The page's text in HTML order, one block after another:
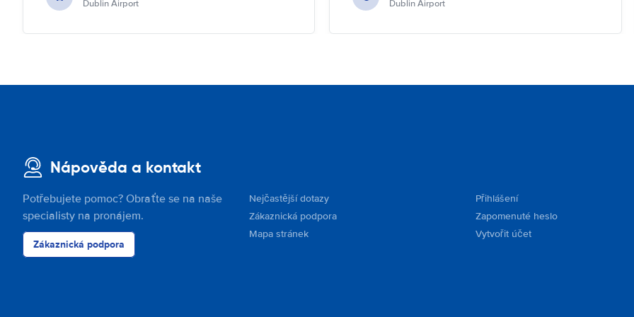
Dublin Airport Dublin Airport
Nápověda a kontakt
Potřebujete pomoc? Obraťte se na naše
specialisty na pronájem.
Zákaznická podpora
Nejčastější dotazy
Zákaznická podpora
Mapa stránek
Přihlášení
Zapomenuté heslo
Vytvořit účet